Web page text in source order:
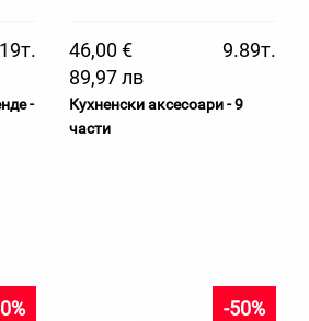
-
46,00 €
9.89т.
89,97 лв
Кухненски аксесоари - 9
части
-50%